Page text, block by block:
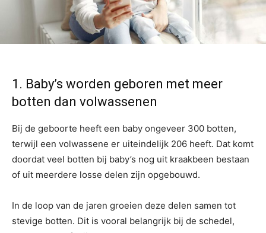
1. Baby’s worden geboren met meer
botten dan volwassenen
Bij de geboorte heeft een baby ongeveer 300 botten,
terwijl een volwassene er uiteindelijk 206 heeft. Dat komt
doordat veel botten bij baby’s nog uit kraakbeen bestaan
of uit meerdere losse delen zijn opgebouwd.
In de loop van de jaren groeien deze delen samen tot
stevige botten. Dit is vooral belangrijk bij de schedel,